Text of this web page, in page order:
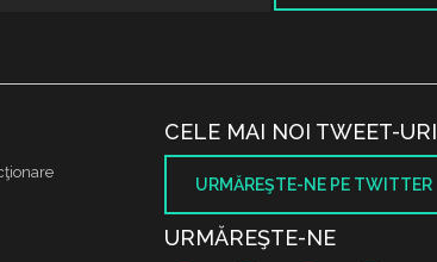
CELE MAI NOI TWEET-URI
URMĂREŞTE-NE PE TWITTER
URMĂREŞTE-NE